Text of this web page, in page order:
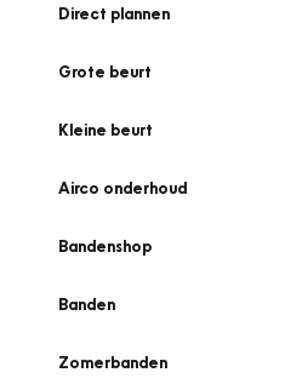
Direct plannen
Grote beurt
Kleine beurt
Airco onderhoud
Bandenshop
Banden
Zomerbanden